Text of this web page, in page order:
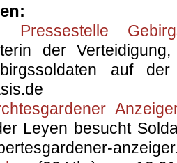
der
auf der
Leyen besucht